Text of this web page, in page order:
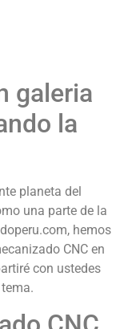
galeria
la
planeta del
una parte de la
hemos
CNC en
con ustedes